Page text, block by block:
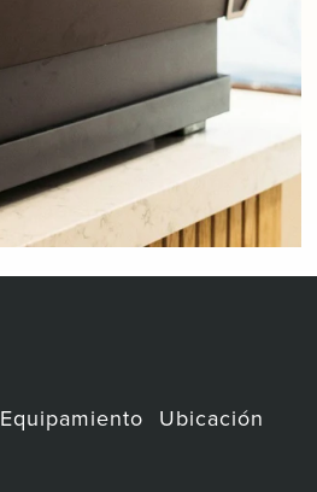
Equipamiento Ubicación